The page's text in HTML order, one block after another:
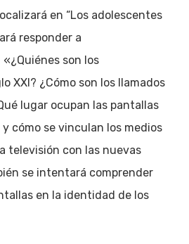
en “Los adolescentes
responder a
son los
XXI? ¿Cómo son los llamados
lugar ocupan las pantallas
cómo se vinculan los medios
televisión con las nuevas
se intentará comprender
en la identidad de los